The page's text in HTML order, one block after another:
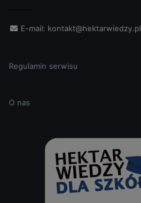
E-mail: kontakt@hektarwiedzy.pl
Regulamin serwisu
O nas